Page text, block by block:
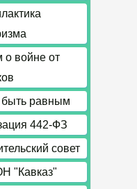
о войне от
равным
442-ФЗ
совет
"Кавказ"